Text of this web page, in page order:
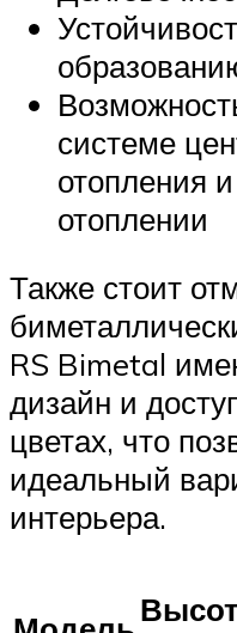
системе
отопления
отоплении
Также стоит
RS Bimetal
дизайн и
цветах, что
идеальный
интерьера.